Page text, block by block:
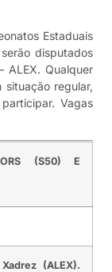
Estaduais
disputados
ALEX. Qualquer
situação regular,
Vagas
(S50) E
(ALEX).